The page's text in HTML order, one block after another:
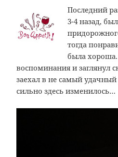
Последний
3-4 назад,
тогда
была
воспоминания и заглянул
заехал в не самый
сильно здесь изменилось…